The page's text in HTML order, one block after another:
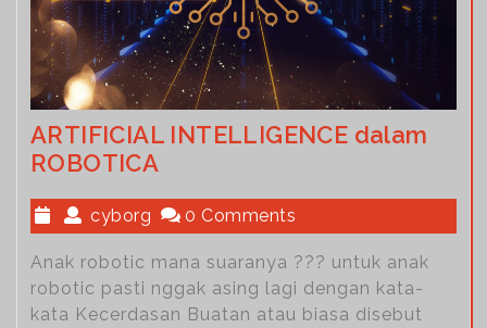
ARTIFICIAL INTELLIGENCE dalam
ROBOTICA
cyborg 0 Comments
Anak robotic mana suaranya ??? untuk anak
robotic pasti nggak asing lagi dengan kata-
kata Kecerdasan Buatan atau biasa disebut